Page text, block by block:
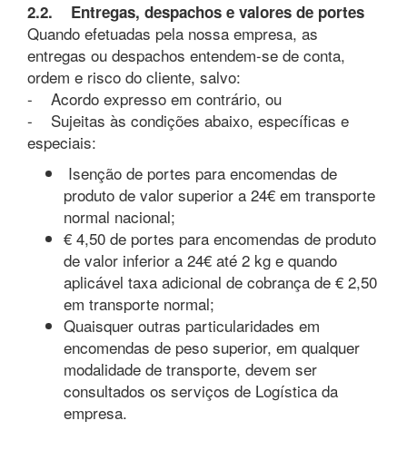
2.2. Entregas, despachos e valores de portes
Quando efetuadas pela nossa empresa, as
entregas ou despachos entendem-se de conta,
ordem e risco do cliente, salvo:
- Acordo expresso em contrário, ou
- Sujeitas às condições abaixo, específicas e
especiais:
Isenção de portes para encomendas de
produto de valor superior a 24€ em transporte
normal nacional;
€ 4,50 de portes para encomendas de produto
de valor inferior a 24€ até 2 kg e quando
aplicável taxa adicional de cobrança de € 2,50
em transporte normal;
Quaisquer outras particularidades em
encomendas de peso superior, em qualquer
modalidade de transporte, devem ser
consultados os serviços de Logística da
empresa.